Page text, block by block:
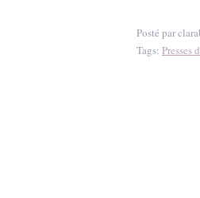
Posté par
Tags: Presses